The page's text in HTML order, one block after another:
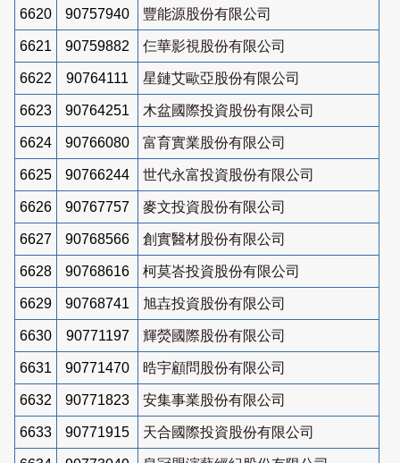
6620 90757940 豐能源股份有限公司
6621 90759882 仨華影視股份有限公司
6622 90764111 星鏈艾歐亞股份有限公司
6623 90764251 木盆國際投資股份有限公司
6624 90766080 富育實業股份有限公司
6625 90766244 世代永富投資股份有限公司
6626 90767757 麥文投資股份有限公司
6627 90768566 創實醫材股份有限公司
6628 90768616 柯莫峇投資股份有限公司
6629 90768741 旭壵投資股份有限公司
6630 90771197 輝熒國際股份有限公司
6631 90771470 晧宇顧問股份有限公司
6632 90771823 安集事業股份有限公司
6633 90771915 天合國際投資股份有限公司